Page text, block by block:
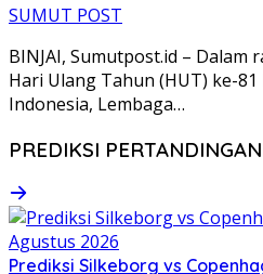
SUMUT POST
BINJAI, Sumutpost.id – Dalam
Hari Ulang Tahun (HUT) ke-
Indonesia, Lembaga…
PREDIKSI PERTANDINGAN
Prediksi Silkeborg vs